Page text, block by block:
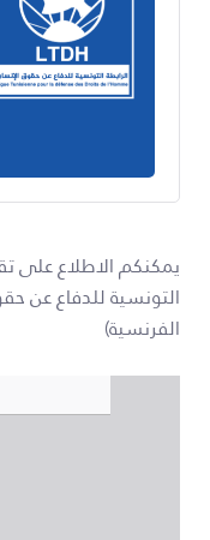
التونسية للدفاع عن
الفرنسية)